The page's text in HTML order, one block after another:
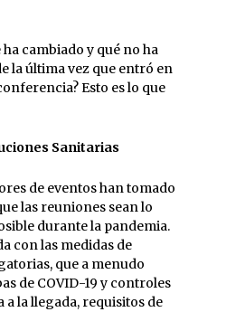
ha cambiado y qué no ha
la última vez que entró en
Esto es lo que
Sanitarias
de eventos han tomado
las reuniones sean lo
durante la pandemia.
con las medidas de
que a menudo
de COVID-19 y controles
a la llegada, requisitos de